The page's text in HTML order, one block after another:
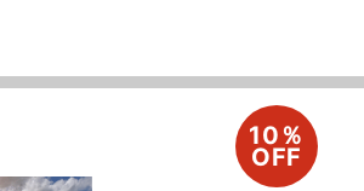
10％
OFF